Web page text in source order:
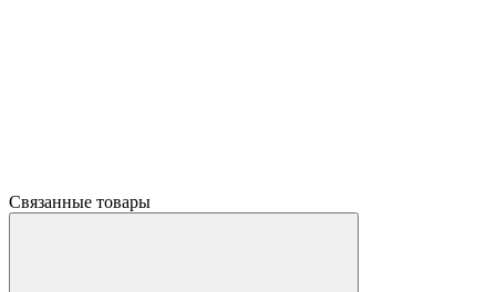
Связанные товары